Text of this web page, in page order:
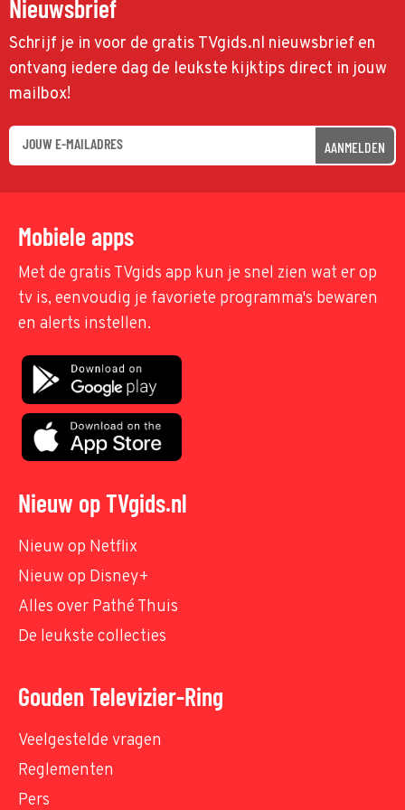
Nieuwsbrief
Schrijf je in voor de gratis TVgids.nl nieuwsbrief en
ontvang iedere dag de leukste kijktips direct in jouw
mailbox!
AANMELDEN
Mobiele apps
Met de gratis TVgids app kun je snel zien wat er op
tv is, eenvoudig je favoriete programma's bewaren
en alerts instellen.
Nieuw op TVgids.nl
Nieuw op Netflix
Nieuw op Disney+
Alles over Pathé Thuis
De leukste collecties
Gouden Televizier-Ring
Veelgestelde vragen
Reglementen
Pers